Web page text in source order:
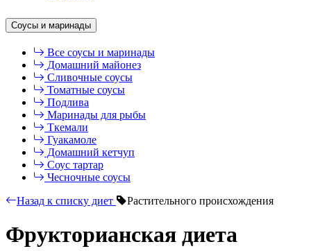
Соусы и маринады
Все соусы и маринады
Домашний майонез
Сливочные соусы
Томатные соусы
Подлива
Маринады для рыбы
Ткемали
Гуакамоле
Домашний кетчуп
Соус тартар
Чесночные соусы
Назад к списку диет
Растительного происхождения
Фрукторианская диета